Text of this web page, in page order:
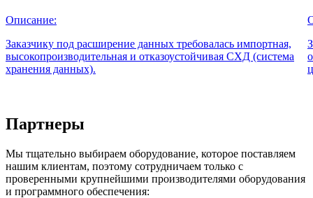
Описание:
Заказчику под расширение данных требовалась импортная,
высокопроизводительная и отказоустойчивая СХД (cистема
хранения данных).
Партнеры
Мы тщательно выбираем оборудование, которое поставляем
нашим клиентам, поэтому сотрудничаем только с
проверенными крупнейшими производителями оборудования
и программного обеспечения: